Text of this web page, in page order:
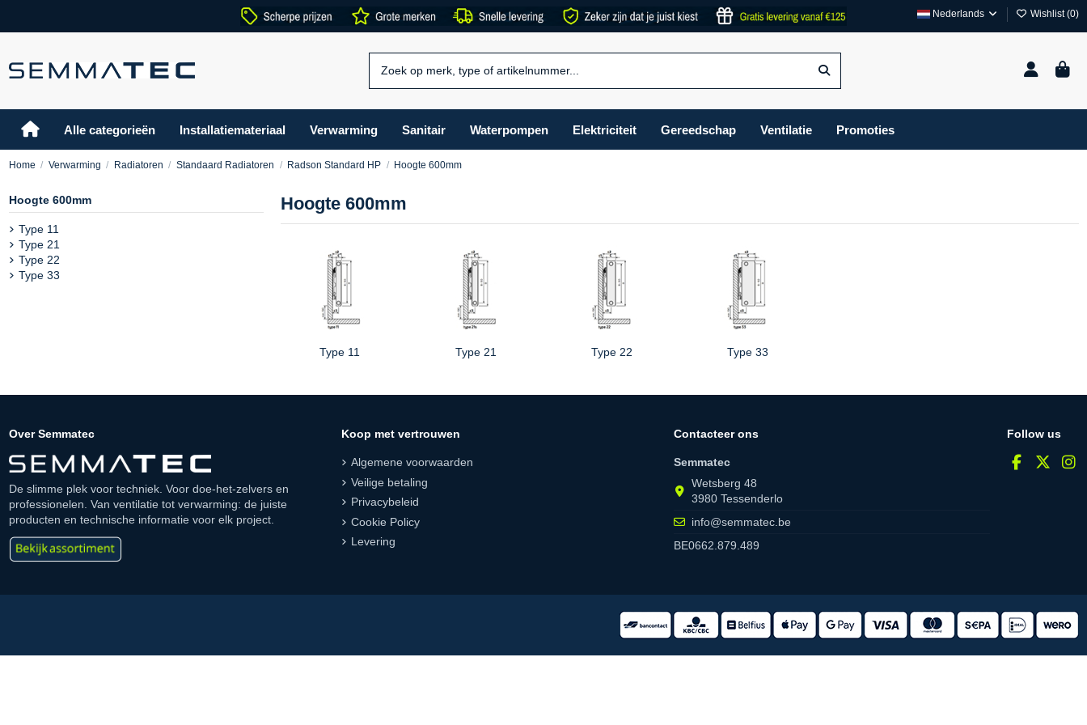
Nederlands Wishlist (0)
Alle categorieën Installatiemateriaal Verwarming Sanitair Waterpompen Elektriciteit Gereedschap Ventilatie Promoties
Home Verwarming Radiatoren Standaard Radiatoren Radson Standard HP Hoogte 600mm
Hoogte 600mm
Type 11 Type 21 Type 22 Type 33
Hoogte 600mm
Type 11
Type 21
Type 22
Type 33
Over Semmatec
De slimme plek voor techniek. Voor doe-het-zelvers en
professionelen. Van ventilatie tot verwarming: de juiste
producten en technische informatie voor elk project.
Koop met vertrouwen
Algemene voorwaarden
Veilige betaling
Privacybeleid
Cookie Policy
Levering
Contacteer ons
Semmatec
Wetsberg 48
3980 Tessenderlo
info@semmatec.be
BE0662.879.489
Follow us